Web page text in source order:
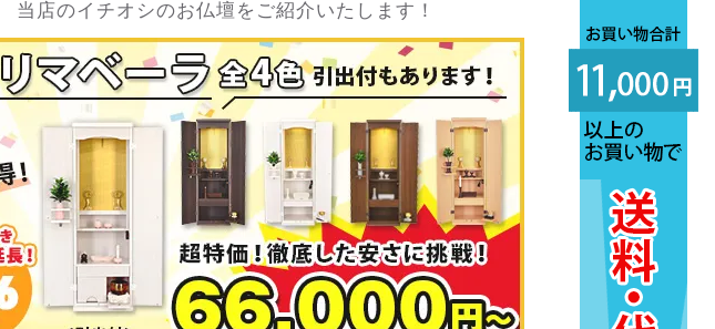
当店のイチオシのお仏壇をご紹介いたします！